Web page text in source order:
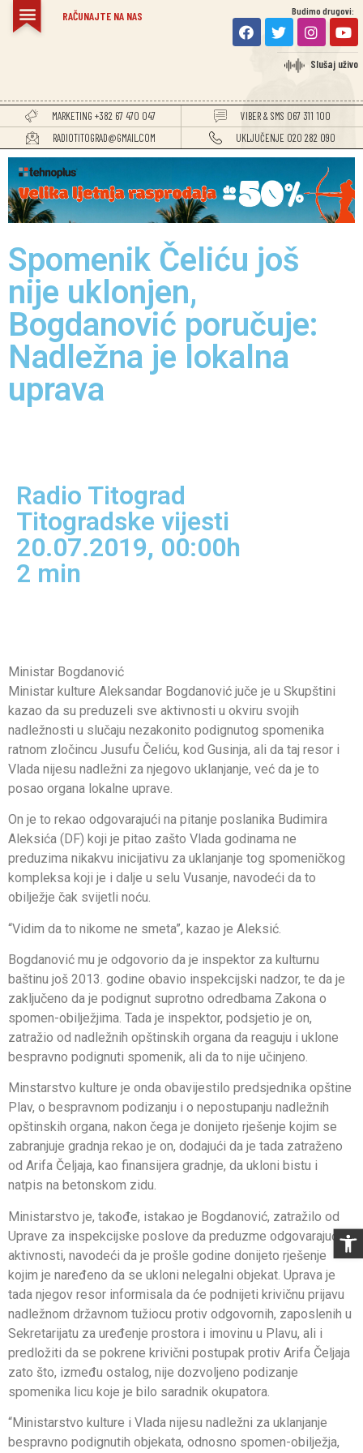
RAČUNAJTE NA NAS Budimo drugovi:
Slušaj uživo
MARKETING +382 67 470 047
VIBER & SMS 067 311 100
RADIOTITOGRAD@GMAIL.COM
UKLJUČENJE 020 282 090
Spomenik Čeliću još
nije uklonjen,
Bogdanović poručuje:
Nadležna je lokalna
uprava
Radio Titograd
Titogradske vijesti
20.07.2019, 00:00h
2 min
Ministar Bogdanović
Ministar kulture Aleksandar Bogdanović juče je u Skupštini
kazao da su preduzeli sve aktivnosti u okviru svojih
nadležnosti u slučaju nezakonito podignutog spomenika
ratnom zločincu Jusufu Čeliću, kod Gusinja, ali da taj resor i
Vlada nijesu nadležni za njegovo uklanjanje, već da je to
posao organa lokalne uprave.
On je to rekao odgovarajući na pitanje poslanika Budimira
Aleksića (DF) koji je pitao zašto Vlada godinama ne
preduzima nikakvu inicijativu za uklanjanje tog spomeničkog
kompleksa koji je i dalje u selu Vusanje, navodeći da to
obilježje čak svijetli noću.
“Vidim da to nikome ne smeta”, kazao je Aleksić.
Bogdanović mu je odgovorio da je inspektor za kulturnu
baštinu još 2013. godine obavio inspekcijski nadzor, te da je
zaključeno da je podignut suprotno odredbama Zakona o
spomen-obilježjima. Tada je inspektor, podsjetio je on,
zatražio od nadležnih opštinskih organa da reaguju i uklone
bespravno podignuti spomenik, ali da to nije učinjeno.
Minstarstvo kulture je onda obavijestilo predsjednika opštine
Plav, o bespravnom podizanju i o nepostupanju nadležnih
opštinskih organa, nakon čega je donijeto rješenje kojim se
zabranjuje gradnja rekao je on, dodajući da je tada zatraženo
od Arifa Čeljaja, kao finansijera gradnje, da ukloni bistu i
natpis na betonskom zidu.
Ministarstvo je, takođe, istakao je Bogdanović, zatražilo od
Uprave za inspekcijske poslove da preduzme odgovarajuće
aktivnosti, navodeći da je prošle godine donijeto rješenje
kojim je naređeno da se ukloni nelegalni objekat. Uprava je
tada njegov resor informisala da će podnijeti krivičnu prijavu
nadležnom državnom tužiocu protiv odgovornih, zaposlenih u
Sekretarijatu za uređenje prostora i imovinu u Plavu, ali i
predložiti da se pokrene krivični postupak protiv Arifa Čeljaja
zato što, između ostalog, nije dozvoljeno podizanje
spomenika licu koje je bilo saradnik okupatora.
“Ministarstvo kulture i Vlada nijesu nadležni za uklanjanje
bespravno podignutih objekata, odnosno spomen-obilježja,